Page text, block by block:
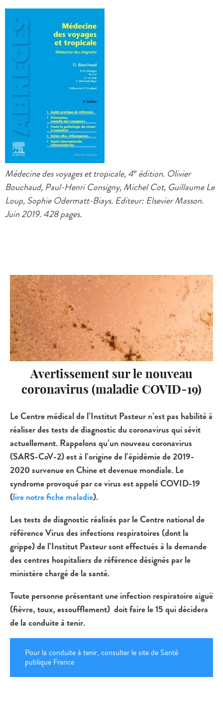
Médecine des voyages et tropicale, 4eédition. Olivier
Bouchaud, Paul-Henri Consigny, Michel Cot, Guillaume Le
Loup, Sophie Odermatt-Biays. Editeur: Elsevier Masson.
Juin 2019. 428 pages.
Avertissement sur le nouveau
coronavirus (maladie COVID-19)
Le Centre médical de l’Institut Pasteur n’est pas habilité à
réaliser des tests de diagnostic du coronavirus qui sévit
actuellement. Rappelons qu’un nouveau coronavirus
(SARS-CoV-2) est à l’origine de l’épidémie de 2019-
2020 survenue en Chine et devenue mondiale. Le
syndrome provoqué par ce virus est appelé COVID-19
(lire notre fiche maladie).
Les tests de diagnostic réalisés par le Centre national de
référence Virus des infections respiratoires (dont la
grippe) de l’Institut Pasteur sont effectués à la demande
des centres hospitaliers de référence désignés par le
ministère chargé de la santé.
Toute personne présentant une infection respiratoire aiguë
(fièvre, toux, essoufflement) doit faire le 15 qui décidera
de la conduite à tenir.
Pour la conduite à tenir, consulter le site de Santé
publique France